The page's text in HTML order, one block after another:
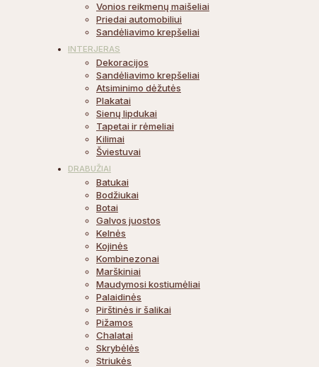
Vonios reikmenų maišeliai
Priedai automobiliui
Sandėliavimo krepšeliai
INTERJERAS
Dekoracijos
Sandėliavimo krepšeliai
Atsiminimo dėžutės
Plakatai
Sienų lipdukai
Tapetai ir rėmeliai
Kilimai
Šviestuvai
DRABUŽIAI
Batukai
Bodžiukai
Botai
Galvos juostos
Kelnės
Kojinės
Kombinezonai
Marškiniai
Maudymosi kostiumėliai
Palaidinės
Pirštinės ir šalikai
Pižamos
Chalatai
Skrybėlės
Striukės